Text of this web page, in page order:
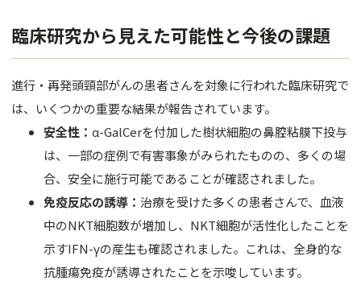
臨床研究から見えた可能性と今後の課題
進行・再発頭頸部がんの患者さんを対象に行われた臨床研究で
は、いくつかの重要な結果が報告されています。
安全性： α-GalCerを付加した樹状細胞の鼻腔粘膜下投与
は、一部の症例で有害事象がみられたものの、多くの場
合、安全に施行可能であることが確認されました。
免疫反応の誘導： 治療を受けた多くの患者さんで、血液
中のNKT細胞数が増加し、NKT細胞が活性化したことを
示すIFN-γの産生も確認されました。これは、全身的な
抗腫瘍免疫が誘導されたことを示唆しています。